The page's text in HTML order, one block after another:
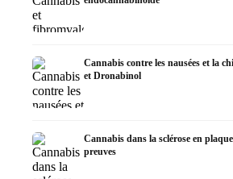
Cannabis contre les nausées et la
et Dronabinol
Cannabis dans la sclérose en
preuves